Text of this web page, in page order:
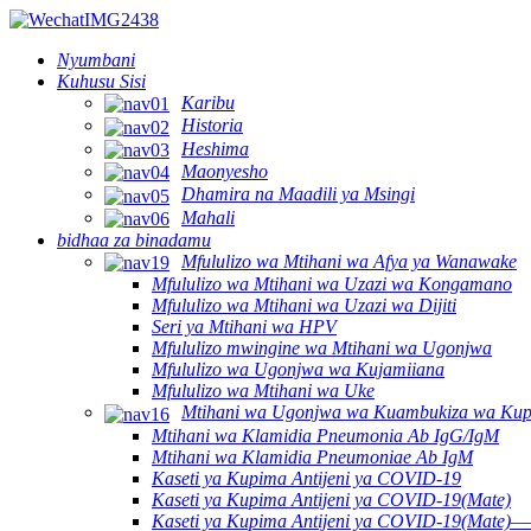
Nyumbani
Kuhusu Sisi
Karibu
Historia
Heshima
Maonyesho
Dhamira na Maadili ya Msingi
Mahali
bidhaa za binadamu
Mfululizo wa Mtihani wa Afya ya Wanawake
Mfululizo wa Mtihani wa Uzazi wa Kongamano
Mfululizo wa Mtihani wa Uzazi wa Dijiti
Seri ya Mtihani wa HPV
Mfululizo mwingine wa Mtihani wa Ugonjwa
Mfululizo wa Ugonjwa wa Kujamiiana
Mfululizo wa Mtihani wa Uke
Mtihani wa Ugonjwa wa Kuambukiza wa
Mtihani wa Klamidia Pneumonia Ab IgG/IgM
Mtihani wa Klamidia Pneumoniae Ab IgM
Kaseti ya Kupima Antijeni ya COVID-19
Kaseti ya Kupima Antijeni ya COVID-19(Mate)
Kaseti ya Kupima Antijeni ya COVID-